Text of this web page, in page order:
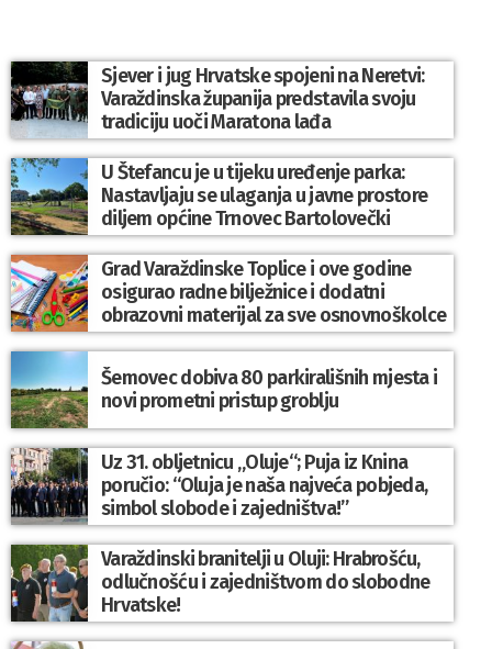
Sjever i jug Hrvatske spojeni na Neretvi:
Varaždinska županija predstavila svoju
tradiciju uoči Maratona lađa
U Štefancu je u tijeku uređenje parka:
Nastavljaju se ulaganja u javne prostore
diljem općine Trnovec Bartolovečki
Grad Varaždinske Toplice i ove godine
osigurao radne bilježnice i dodatni
obrazovni materijal za sve osnovnoškolce
Šemovec dobiva 80 parkirališnih mjesta i
novi prometni pristup groblju
Uz 31. obljetnicu „Oluje“; Puja iz Knina
poručio: “Oluja je naša najveća pobjeda,
simbol slobode i zajedništva!”
Varaždinski branitelji u Oluji: Hrabrošću,
odlučnošću i zajedništvom do slobodne
Hrvatske!